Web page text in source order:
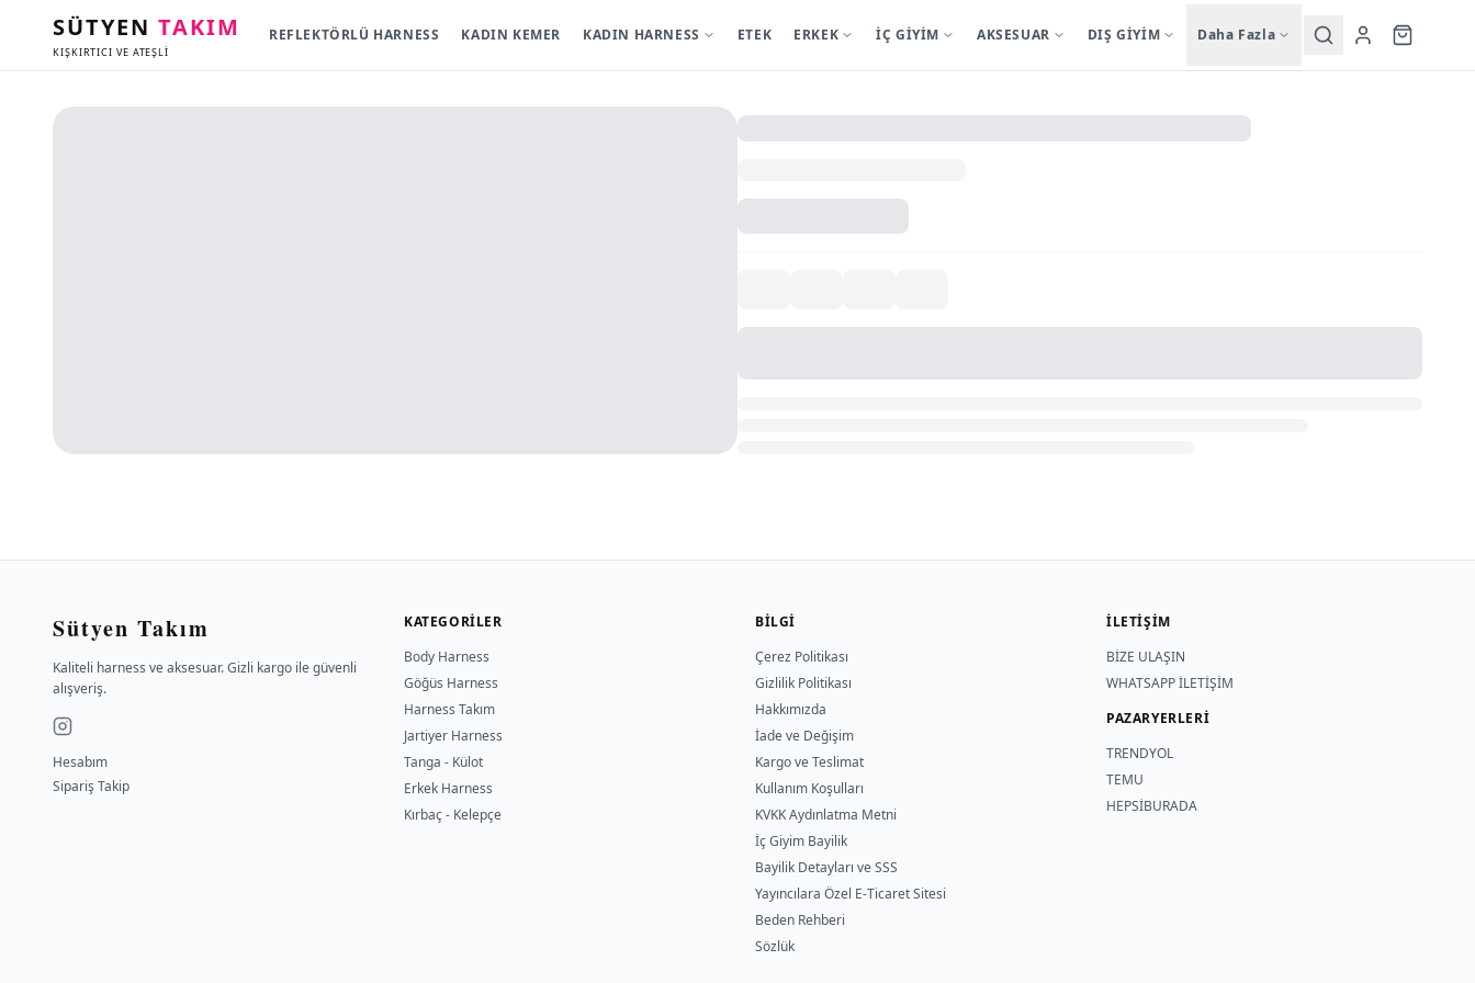
SÜTYEN TAKIM
KIŞKIRTICI VE ATEŞLİ
REFLEKTÖRLÜ HARNESS KADIN KEMER KADIN HARNESS ETEK ERKEK İÇ GİYİM AKSESUAR DIŞ GİYİM Daha Fazla
Sütyen Takım
Kaliteli harness ve aksesuar. Gizli kargo ile güvenli
alışveriş.
Hesabım
Sipariş Takip
KATEGORILER
Body Harness
Göğüs Harness
Harness Takım
Jartiyer Harness
Tanga - Külot
Erkek Harness
Kırbaç - Kelepçe
BILGI
Çerez Politikası
Gizlilik Politikası
Hakkımızda
İade ve Değişim
Kargo ve Teslimat
Kullanım Koşulları
KVKK Aydınlatma Metni
İç Giyim Bayilik
Bayilik Detayları ve SSS
Yayıncılara Özel E-Ticaret Sitesi
Beden Rehberi
Sözlük
İLETİŞİM
BİZE ULAŞIN
WHATSAPP İLETİŞİM
PAZARYERLERİ
TRENDYOL
TEMU
HEPSİBURADA